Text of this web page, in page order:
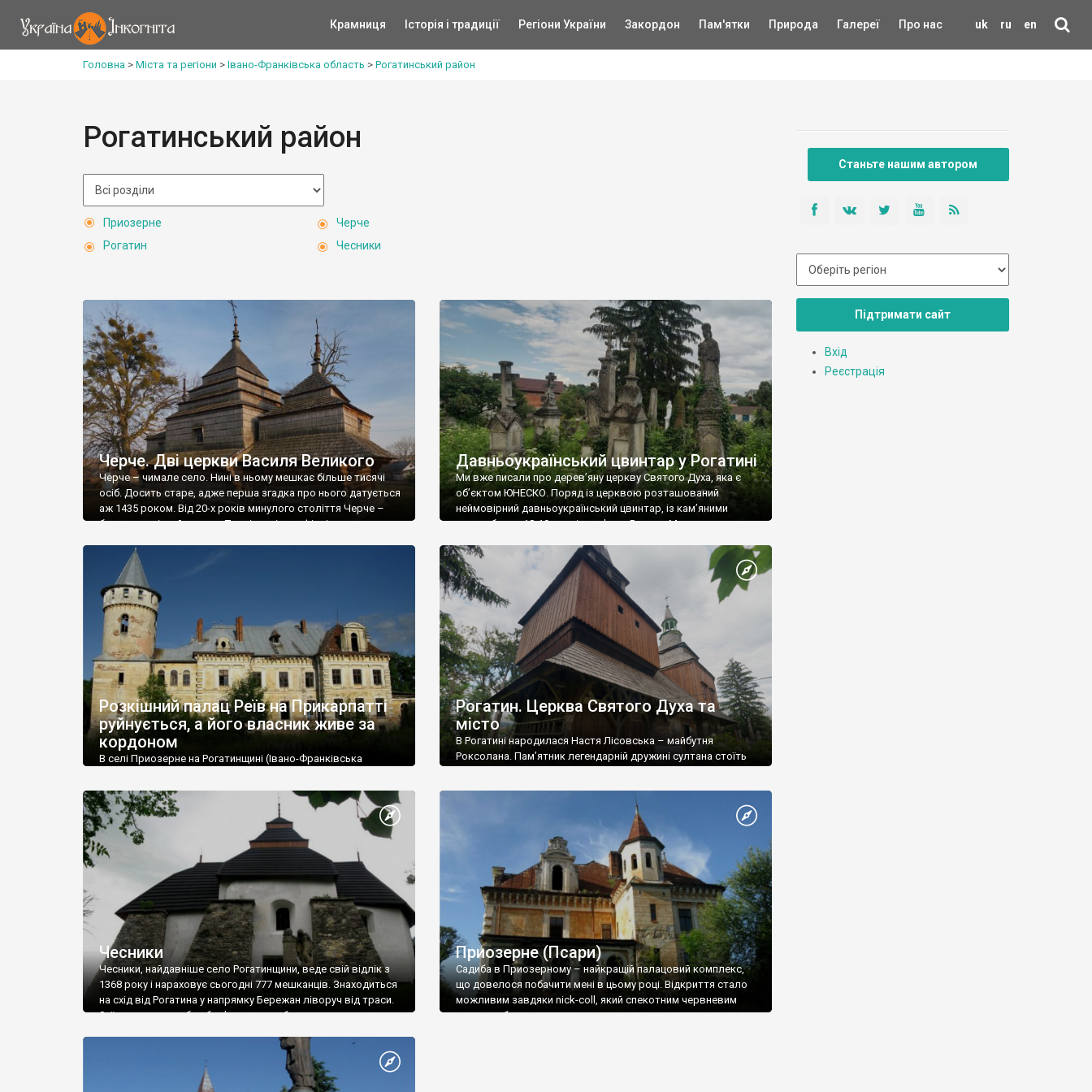
uk ru en
Крамниця Історія і традиції Регіони України Закордон Пам'ятки Природа Галереї Про нас
Головна > Міста та регіони > Івано-Франківська область > Рогатинський район
Рогатинський район
Приозерне
Рогатин
Черче
Чесники
Черче. Дві церкви Василя Великого
Черче – чимале село. Нині в ньому мешкає більше тисячі
осіб. Досить старе, адже перша згадка про нього датується
аж 1435 роком. Від 20-х років минулого століття Черче –
бальнеологічний курорт. Тут цілющі сульфідні
(реабілітаційний центр). У Черче дві чудові дерев’яні
церкви, і обидві присвячені Василю Великому. Новіша
церква […]
Давньоукраїнський цвинтар у Рогатині
Ми вже писали про дерев’яну церкву Святого Духа, яка є
об’єктом ЮНЕСКО. Поряд із церквою розташований
неймовірний давньоукраїнський цвинтар, із кам’яними
надгробками 18-19 століття. Фото Романа Маленкова.
Розкішний палац Реїв на Прикарпатті
руйнується, а його власник живе за
кордоном
В селі Приозерне на Рогатинщині (Івано-Франківська
р.) Вже 10 років він руйнується, хоча має власника-
іноземця. Той мешкає в Британії, а коштів на ремонт, як
виявилося, не має. Палац збудований львівським
архітектором Юліаном Захаревичем. Реї мешкали тут до
початку Другої Світової війни. Останній граф – Людовік –
Рогатин. Церква Святого Духа та
місто
В Рогатині народилася Настя Лісовська – майбутня
Роксолана. Пам’ятник легендарній дружині султана стоїть
Чесники
Чесники, найдавніше село Рогатинщини, веде cвій відлік з
1368 року і нараховує сьогодні 777 мешканців. Знаходиться
на схід від Рогатина у напрямку Бережан ліворуч від траси.
Заїхати сюди треба обов’язково, щоб подивитися
храму – Вознесенської (за іншими даними – Миколаївської
Приозерне (Псари)
Садиба в Приозерному – найкращій палацовий комплекс,
що довелося побачити мені в цьому році. Відкриття стало
можливим завдяки nick-coll, який спекотним червневим
вечором буквально притягнув мене сюди разом з моєю
Станьте нашим автором
Підтримати сайт
Вхід
Реєстрація